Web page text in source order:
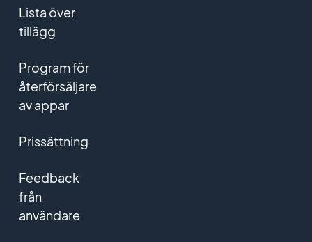
Lista över
tillägg
Program för
återförsäljare
av appar
Prissättning
Feedback
från
användare